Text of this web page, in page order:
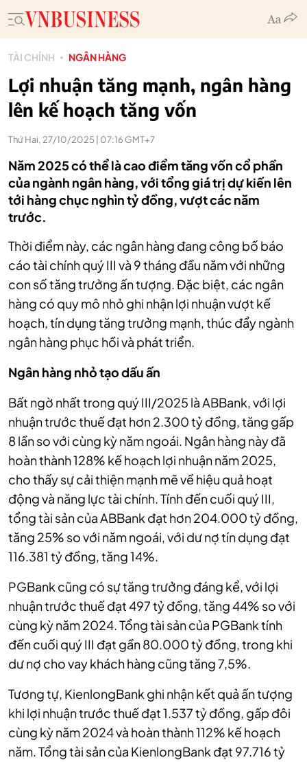
TÀI CHÍNH NGÂN HÀNG
Lợi nhuận tăng mạnh, ngân hàng
lên kế hoạch tăng vốn
Thứ Hai, 27/10/2025 | 07:16 GMT+7
Năm 2025 có thể là cao điểm tăng vốn cổ phần
của ngành ngân hàng, với tổng giá trị dự kiến lên
tới hàng chục nghìn tỷ đồng, vượt các năm
trước.
Thời điểm này, các ngân hàng đang công bố báo
cáo tài chính quý III và 9 tháng đầu năm với những
con số tăng trưởng ấn tượng. Đặc biệt, các ngân
hàng có quy mô nhỏ ghi nhận lợi nhuận vượt kế
hoạch, tín dụng tăng trưởng mạnh, thúc đẩy ngành
ngân hàng phục hồi và phát triển.
Ngân hàng nhỏ tạo dấu ấn
Bất ngờ nhất trong quý III/2025 là ABBank, với lợi
nhuận trước thuế đạt hơn 2.300 tỷ đồng, tăng gấp
8 lần so với cùng kỳ năm ngoái. Ngân hàng này đã
hoàn thành 128% kế hoạch lợi nhuận năm 2025,
cho thấy sự cải thiện mạnh mẽ về hiệu quả hoạt
động và năng lực tài chính. Tính đến cuối quý III,
tổng tài sản của ABBank đạt hơn 204.000 tỷ đồng,
tăng 25% so với năm ngoái, với dư nợ tín dụng đạt
116.381 tỷ đồng, tăng 14%.
PGBank cũng có sự tăng trưởng đáng kể, với lợi
nhuận trước thuế đạt 497 tỷ đồng, tăng 44% so với
cùng kỳ năm 2024. Tổng tài sản của PGBank tính
đến cuối quý III đạt gần 80.000 tỷ đồng, trong khi
dư nợ cho vay khách hàng cũng tăng 7,5%.
Tương tự, KienlongBank ghi nhận kết quả ấn tượng
khi lợi nhuận trước thuế đạt 1.537 tỷ đồng, gấp đôi
cùng kỳ năm 2024 và hoàn thành 112% kế hoạch
năm. Tổng tài sản của KienlongBank đạt 97.716 tỷ